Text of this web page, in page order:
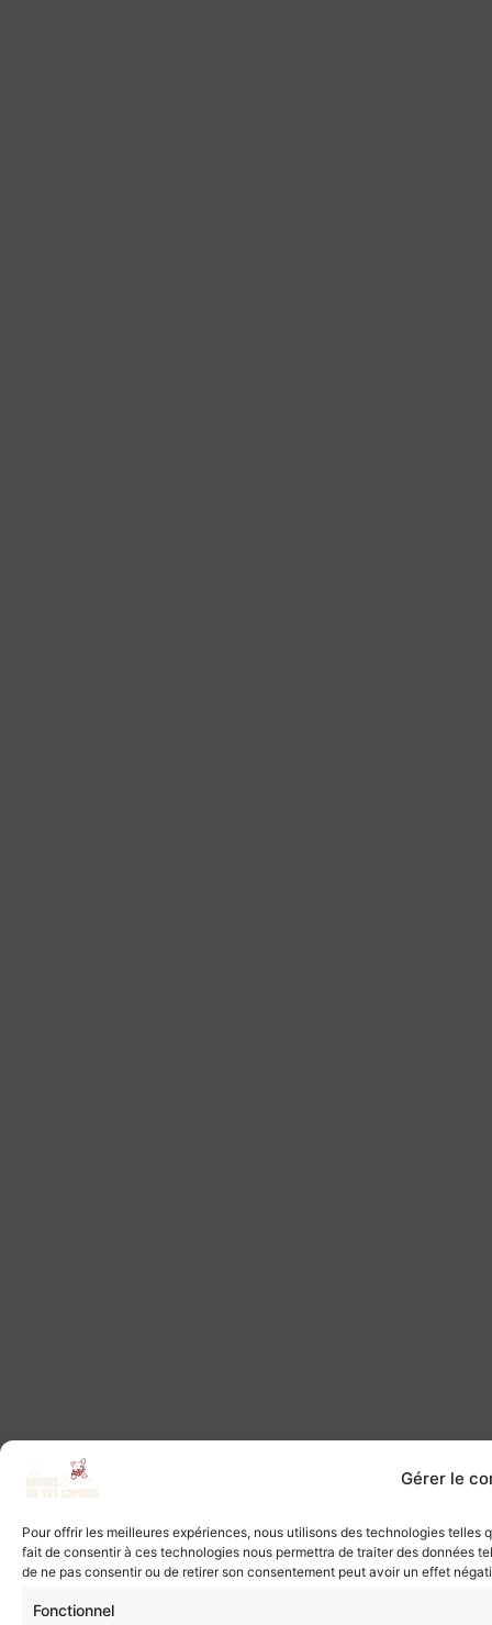
Gérer le
Pour offrir les meilleures expériences, nous utilisons des technologies
fait de consentir à ces technologies nous permettra de traiter des données
de ne pas consentir ou de retirer son consentement peut avoir un effet
Fonctionnel